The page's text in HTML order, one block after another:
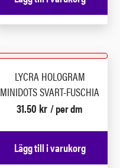
LYCRA HOLOGRAM
MINIDOTS SVART-FUSCHIA
31.50 kr / per dm
Lägg till i varukorg